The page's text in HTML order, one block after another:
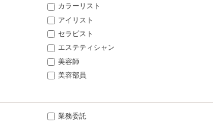
カラーリスト
アイリスト
セラピスト
エステティシャン
美容師
美容部員
業務委託